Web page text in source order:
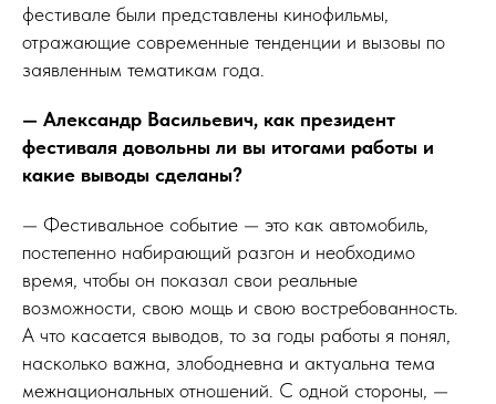
фестивале были представлены кинофильмы,
отражающие современные тенденции и вызовы по
заявленным тематикам года.
— Александр Васильевич, как президент
фестиваля довольны ли вы итогами работы и
какие выводы сделаны?
— Фестивальное событие — это как автомобиль,
постепенно набирающий разгон и необходимо
время, чтобы он показал свои реальные
возможности, свою мощь и свою востребованность.
А что касается выводов, то за годы работы я понял,
насколько важна, злободневна и актуальна тема
межнациональных отношений. С одной стороны, —